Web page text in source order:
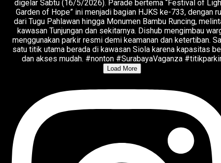
Load More